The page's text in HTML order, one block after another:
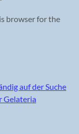
browser for the